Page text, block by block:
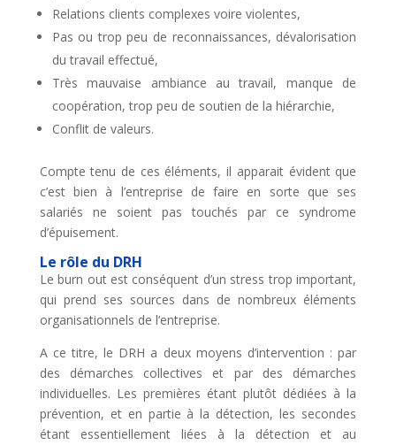
Relations clients complexes voire violentes,
Pas ou trop peu de reconnaissances, dévalorisation
du travail effectué,
Très mauvaise ambiance au travail, manque de
coopération, trop peu de soutien de la hiérarchie,
Conflit de valeurs.
Compte tenu de ces éléments, il apparait évident que
c’est bien à l’entreprise de faire en sorte que ses
salariés ne soient pas touchés par ce syndrome
d’épuisement.
Le rôle du DRH
Le burn out est conséquent d’un stress trop important,
qui prend ses sources dans de nombreux éléments
organisationnels de l’entreprise.
A ce titre, le DRH a deux moyens d’intervention : par
des démarches collectives et par des démarches
individuelles. Les premières étant plutôt dédiées à la
prévention, et en partie à la détection, les secondes
étant essentiellement liées à la détection et au